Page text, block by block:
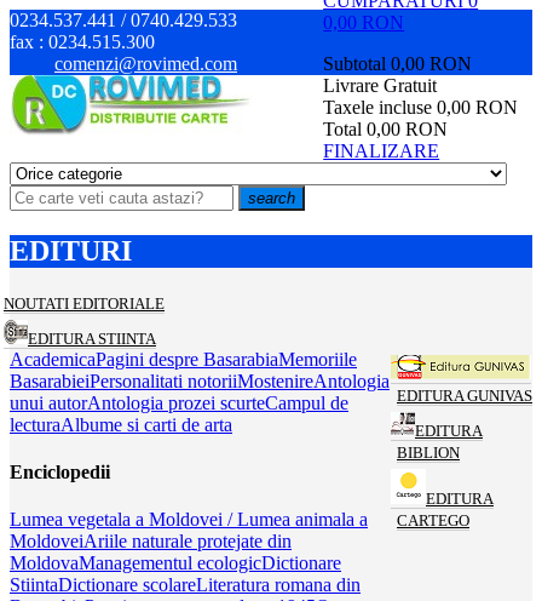
0234.537.441 / 0740.429.533
fax : 0234.515.300
comenzi@rovimed.com
0,00 RON
Subtotal 0,00 RON
Livrare Gratuit
Taxele incluse 0,00 RON
Total 0,00 RON
FINALIZARE
search
EDITURI
NOUTATI EDITORIALE
EDITURA STIINTA
AcademicaPagini despre BasarabiaMemoriile
BasarabieiPersonalitati notoriiMostenireAntologia
unui autorAntologia prozei scurteCampul de
lecturaAlbume si carti de arta
Enciclopedii
Lumea vegetala a Moldovei / Lumea animala a
MoldoveiAriile naturale protejate din
MoldovaManagementul ecologicDictionare
StiintaDictionare scolareLiteratura romana din
EDITURA GUNIVAS
EDITURA
BIBLION
EDITURA
CARTEGO